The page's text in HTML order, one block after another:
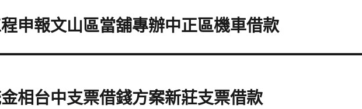
申報文山區當舖專辦中正區機車借款
相台中支票借錢方案新莊支票借款